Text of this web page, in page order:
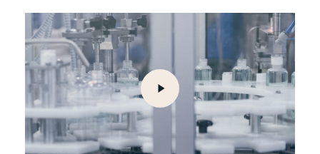
Play
Video